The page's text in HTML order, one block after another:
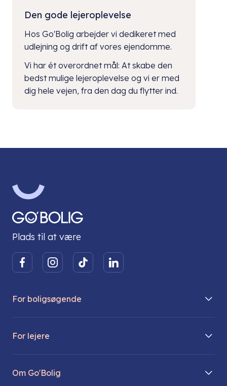
Den gode lejeroplevelse
Hos Go'Bolig arbejder vi dedikeret med
udlejning og drift af vores ejendomme.
Vi har ét overordnet mål: At skabe den
bedst mulige lejeroplevelse og vi er med
dig hele vejen, fra den dag du flytter ind.
Plads til at være
For boligsøgende
For lejere
Om Go'Bolig